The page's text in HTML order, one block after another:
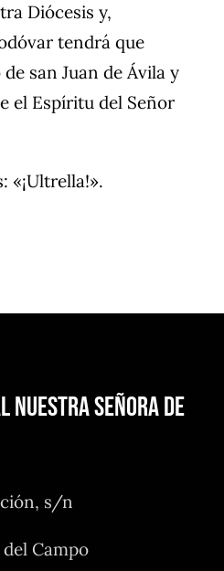
Diócesis y,
tendrá que
san Juan de Ávila y
el Espíritu del Señor
«¡Ultrella!».
Señora de
s/n
Campo